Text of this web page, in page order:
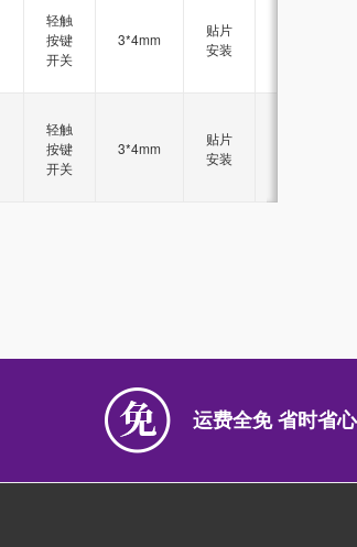
轻触
按键
开关
3*4mm
贴片
安装
轻触
按键
开关
3*4mm
贴片
安装
运费全免 省时省心